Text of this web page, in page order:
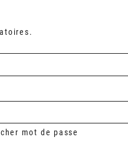
mot de passe